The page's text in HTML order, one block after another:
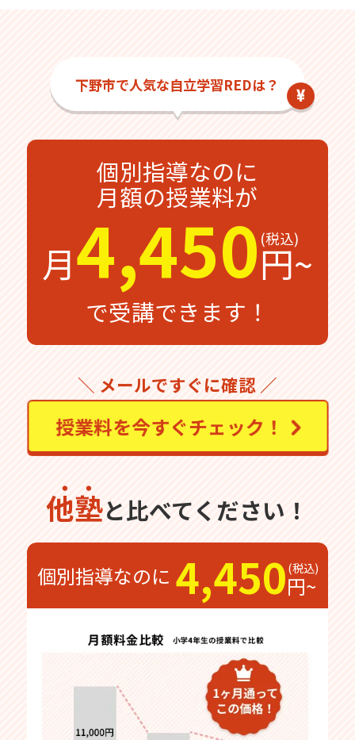
下野市で人気な自立学習REDは？
個別指導なのに
月額の授業料が
月4,450円~
で受講できます！
＼ メールですぐに確認 ／
授業料を今すぐチェック！
他塾と比べてください！
個別指導なのに 4,450円~